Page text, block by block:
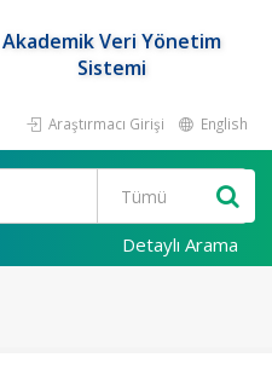
Akademik Veri Yönetim
Sistemi
Araştırmacı Girişi English
Detaylı Arama